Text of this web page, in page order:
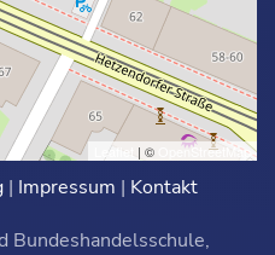
Leaflet | © OpenStreetMap
| Impressum | Kontakt
Bundeshandelsschule,